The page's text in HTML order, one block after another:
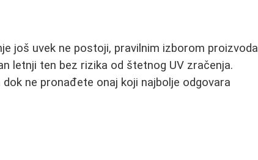
još uvek ne postoji, pravilnim izborom proizvoda
letnji ten bez rizika od štetnog UV zračenja.
ne pronađete onaj koji najbolje odgovara